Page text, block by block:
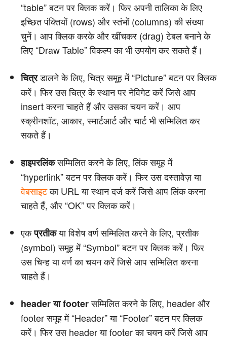
“table” बटन पर क्लिक करें। फिर अपनी तालिका के लिए
इच्छित पंक्तियों (rows) और स्तंभों (columns) की संख्या
चुनें। आप क्लिक करके और खींचकर (drag) टेबल बनाने के
लिए “Draw Table” विकल्प का भी उपयोग कर सकते हैं।
चित्रडालने के लिए, चित्र समूह में “Picture” बटन पर क्लिक
करें। फिर उस चित्र के स्थान पर नेविगेट करें जिसे आप
insert करना चाहते हैं और उसका चयन करें। आप
स्क्रीनशॉट, आकार, स्मार्टआर्ट और चार्ट भी सम्मिलित कर
सकते हैं।
हाइपरलिंकसम्मिलित करने के लिए, लिंक समूह में
“hyperlink” बटन पर क्लिक करें। फिर उस दस्तावेज़ या
वेबसाइटका URL या स्थान दर्ज करें जिसे आप लिंक करना
चाहते हैं, और “OK” पर क्लिक करें।
एकप्रतीकया विशेष वर्ण सम्मिलित करने के लिए, प्रतीक
(symbol) समूह में “Symbol” बटन पर क्लिक करें। फिर
उस चिन्ह या वर्ण का चयन करें जिसे आप सम्मिलित करना
चाहते हैं।
header या footerसम्मिलित करने के लिए, header और
footer समूह में “Header” या “Footer” बटन पर क्लिक
करें। फिर उस header या footer का चयन करें जिसे आप